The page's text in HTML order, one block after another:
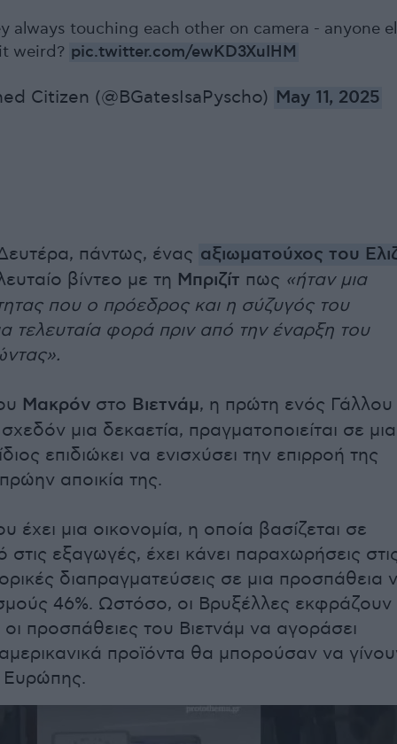
always touching each other on camera - anyone
weird? pic.twitter.com/ewKD3XuIHM
Citizen (@BGatesIsaPyscho) May 11, 2025
πάντως, ένας αξιωματούχος του
βίντεο με τη Μπριζίτ πως «ήταν μια
που ο πρόεδρος και η σύζυγός του
τελευταία φορά πριν από την έναρξη του
Μακρόν στο Βιετνάμ, η πρώτη ενός Γάλλου
μια δεκαετία, πραγματοποιείται σε μια
επιδιώκει να ενισχύσει την επιρροή της
αποικία της.
έχει μια οικονομία, η οποία βασίζεται σε
εξαγωγές, έχει κάνει παραχωρήσεις
διαπραγματεύσεις σε μια προσπάθεια
46%. Ωστόσο, οι Βρυξέλλες εκφράζουν
οι προσπάθειες του Βιετνάμ να αγοράσει
προϊόντα θα μπορούσαν να
Ευρώπης.